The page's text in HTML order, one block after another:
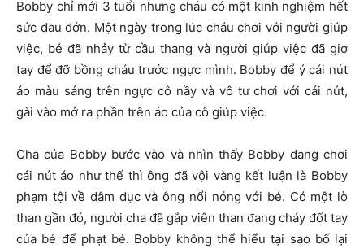
Bobby chỉ mới 3 tuổi nhưng cháu có một kinh nghiệm hết
sức đau đớn. Một ngày trong lúc cháu chơi với người giúp
việc, bé đã nhảy từ cầu thang và người giúp việc đã giơ
tay để đỡ bồng cháu trước ngực mình. Bobby để ý cái nút
áo màu sáng trên ngực cô nầy và vô tư chơi với cái nút,
gài vào mở ra phần trên áo của cô giúp việc.
Cha của Bobby bước vào và nhìn thấy Bobby đang chơi
cái nút áo như thế thì ông đã vội vàng kết luận là Bobby
phạm tội về dâm dục và ông nổi nóng với bé. Có một lò
than gần đó, người cha đã gắp viên than đang cháy đốt tay
của bé để phạt bé. Bobby không thể hiểu tại sao bố lại